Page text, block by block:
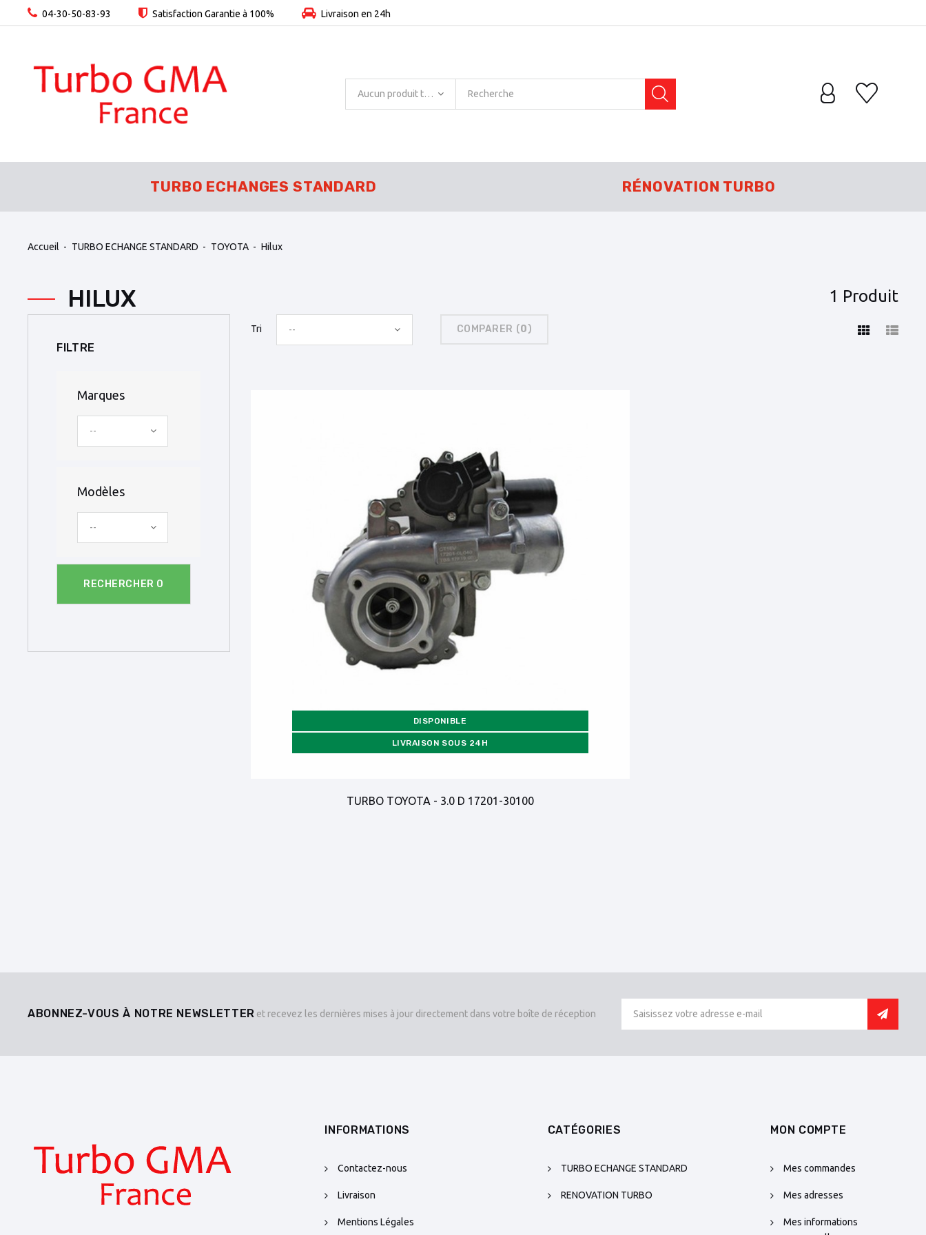
04-30-50-83-93 Satisfaction Garantie à 100% Livraison en 24h
Aucun produit trouvé
TURBO ECHANGES STANDARD RÉNOVATION TURBO
Accueil TURBO ECHANGE STANDARD TOYOTA Hilux
HILUX 1 Produit
Tri -- COMPARER (0)
DISPONIBLE
LIVRAISON SOUS 24H
TURBO TOYOTA - 3.0 D 17201-30100
FILTRE
Marques
--
Modèles
--
RECHERCHER 0
ABONNEZ-VOUS À NOTRE NEWSLETTER et recevez les dernières mises à jour directement dans votre boîte de réception
INFORMATIONS
Contactez-nous
Livraison
Mentions Légales
CATÉGORIES
TURBO ECHANGE STANDARD
RENOVATION TURBO
MON COMPTE
Mes commandes
Mes adresses
Mes informations